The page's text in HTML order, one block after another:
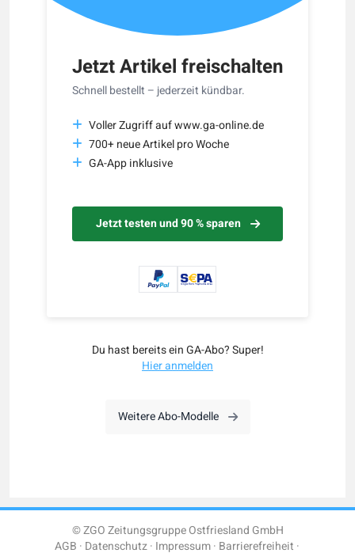
Jetzt Artikel freischalten
Schnell bestellt – jederzeit kündbar.
Voller Zugriff auf www.ga-online.de
700+ neue Artikel pro Woche
GA-App inklusive
Jetzt testen und 90 % sparen
Du hast bereits ein GA-Abo? Super!
Hier anmelden
Weitere Abo-Modelle
© ZGO Zeitungsgruppe Ostfriesland GmbH
AGB Datenschutz Impressum Barrierefreiheit